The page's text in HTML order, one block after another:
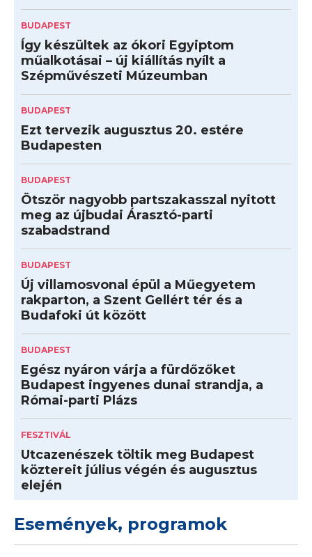
BUDAPEST
Így készültek az ókori Egyiptom
műalkotásai – új kiállítás nyílt a
Szépművészeti Múzeumban
BUDAPEST
Ezt tervezik augusztus 20. estére
Budapesten
BUDAPEST
Ötször nagyobb partszakasszal nyitott
meg az újbudai Árasztó-parti
szabadstrand
BUDAPEST
Új villamosvonal épül a Műegyetem
rakparton, a Szent Gellért tér és a
Budafoki út között
BUDAPEST
Egész nyáron várja a fürdőzőket
Budapest ingyenes dunai strandja, a
Római-parti Plázs
FESZTIVÁL
Utcazenészek töltik meg Budapest
köztereit július végén és augusztus
elején
Események, programok